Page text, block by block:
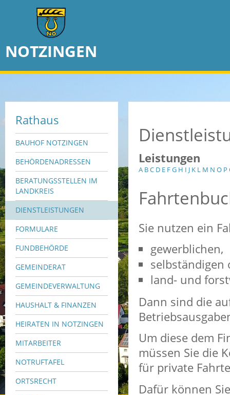
NOTZINGEN
Rathaus
BAUHOF NOTZINGEN
BEHÖRDENADRESSEN
BERATUNGSSTELLEN IM
LANDKREIS
DIENSTLEISTUNGEN
FORMULARE
FUNDBEHÖRDE
GEMEINDERAT
GEMEINDEVERWALTUNG
HAUSHALT & FINANZEN
HEIRATEN IN NOTZINGEN
MITARBEITER
NOTRUFTAFEL
ORTSRECHT
Leistungen
A BC D E FG H I J K L M N O P
Sie nutzen ein
gewerblichen,
selbständigen
land- und
Dann sind die
Um diese dem
müssen Sie die
für private
Dafür können Sie